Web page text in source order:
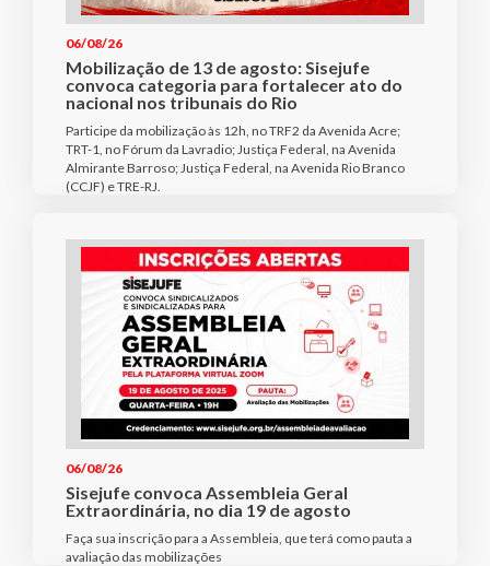
06/08/26
Mobilização de 13 de agosto: Sisejufe
convoca categoria para fortalecer ato do
nacional nos tribunais do Rio
Participe da mobilização às 12h, no TRF2 da Avenida Acre;
TRT-1, no Fórum da Lavradio; Justiça Federal, na Avenida
Almirante Barroso; Justiça Federal, na Avenida Rio Branco
(CCJF) e TRE-RJ.
06/08/26
Sisejufe convoca Assembleia Geral
Extraordinária, no dia 19 de agosto
Faça sua inscrição para a Assembleia, que terá como pauta a
avaliação das mobilizações